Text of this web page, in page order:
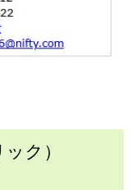
ク）